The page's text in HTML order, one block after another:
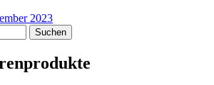
2023